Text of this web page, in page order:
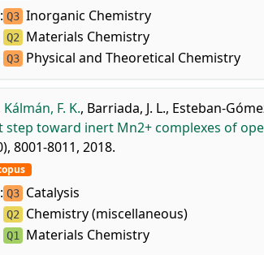
Q3 Inorganic Chemistry
Q2 Materials Chemistry
Q3 Physical and Theoretical Chemistry
Kálmán, F. K., Barriada, J. L., Esteban-
step toward inert Mn2+ complexes of
8001-8011, 2018.
Q3 Catalysis
Q2 Chemistry (miscellaneous)
Q1 Materials Chemistry